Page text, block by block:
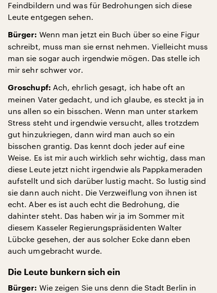
Feindbildern und was für Bedrohungen sich diese
Leute entgegen sehen.
Bürger: Wenn man jetzt ein Buch über so eine Figur
schreibt, muss man sie ernst nehmen. Vielleicht muss
man sie sogar auch irgendwie mögen. Das stelle ich
mir sehr schwer vor.
Groschupf: Ach, ehrlich gesagt, ich habe oft an
meinen Vater gedacht, und ich glaube, es steckt ja in
uns allen so ein bisschen. Wenn man unter starkem
Stress steht und irgendwie versucht, alles trotzdem
gut hinzukriegen, dann wird man auch so ein
bisschen grantig. Das kennt doch jeder auf eine
Weise. Es ist mir auch wirklich sehr wichtig, dass man
diese Leute jetzt nicht irgendwie als Pappkameraden
aufstellt und sich darüber lustig macht. So lustig sind
sie dann auch nicht. Die Verzweiflung von ihnen ist
echt. Aber es ist auch echt die Bedrohung, die
dahinter steht. Das haben wir ja im Sommer mit
diesem Kasseler Regierungspräsidenten Walter
Lübcke gesehen, der aus solcher Ecke dann eben
auch umgebracht wurde.
Die Leute bunkern sich ein
Bürger: Wie zeigen Sie uns denn die Stadt Berlin in